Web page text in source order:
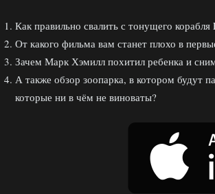
Как правильно свалить с тонущего
От какого фильма вам станет плохо в
Зачем Марк Хэмилл похитил ребенка и
А также обзор зоопарка, в котором будут
которые ни в чём не виноваты?